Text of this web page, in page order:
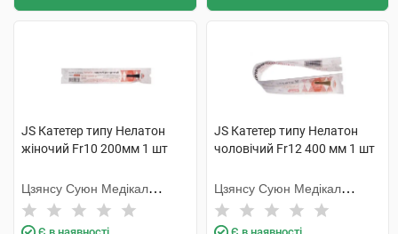
JS Катетер типу Нелатон
жіночий Fr10 200мм 1 шт
Цзянсу Суюн Медікал
Метіріалс
JS Катетер типу Нелатон
чоловічий Fr12 400 мм 1 шт
Цзянсу Суюн Медікал
Метіріалс